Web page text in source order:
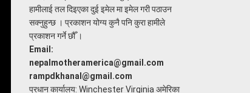
हामीलाई तल दिइएका दुई इमेल मा इमेल गरी पठाउन
सक्नुहुन्छ । प्रकाशन योग्य कुनै पनि कुरा हामीले
प्रकाशन गर्ने छौँ ।
Email:
nepalmotheramerica@gmail.com
rampdkhanal@gmail.com
प्रधान कार्यालय: Winchester Virginia अमेरिका